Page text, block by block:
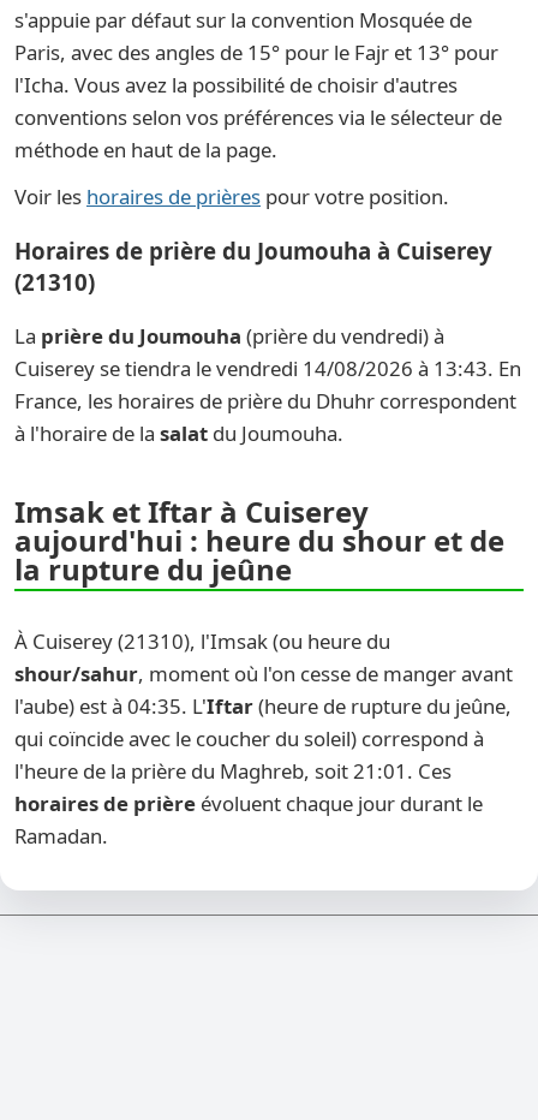
s'appuie par défaut sur la convention Mosquée de
Paris, avec des angles de 15° pour le Fajr et 13° pour
l'Icha. Vous avez la possibilité de choisir d'autres
conventions selon vos préférences via le sélecteur de
méthode en haut de la page.
Voir les horaires de prières pour votre position.
Horaires de prière du Joumouha à Cuiserey
(21310)
La prière du Joumouha (prière du vendredi) à
Cuiserey se tiendra le vendredi 14/08/2026 à 13:43. En
France, les horaires de prière du Dhuhr correspondent
à l'horaire de la salat du Joumouha.
Imsak et Iftar à Cuiserey
aujourd'hui : heure du shour et de
la rupture du jeûne
À Cuiserey (21310), l'Imsak (ou heure du
shour/sahur, moment où l'on cesse de manger avant
l'aube) est à 04:35. L'Iftar(heure de rupture du jeûne,
qui coïncide avec le coucher du soleil) correspond à
l'heure de la prière du Maghreb, soit 21:01. Ces
horaires de prière évoluent chaque jour durant le
Ramadan.